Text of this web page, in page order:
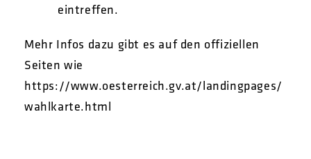
eintreffen.
Mehr Infos dazu gibt es auf den offiziellen
Seiten wie
https://www.oesterreich.gv.at/landingpages/
wahlkarte.html